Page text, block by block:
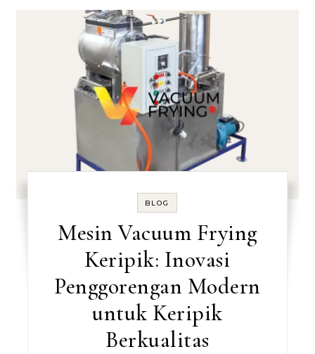
BLOG
Mesin Vacuum Frying
Keripik: Inovasi
Penggorengan Modern
untuk Keripik
Berkualitas